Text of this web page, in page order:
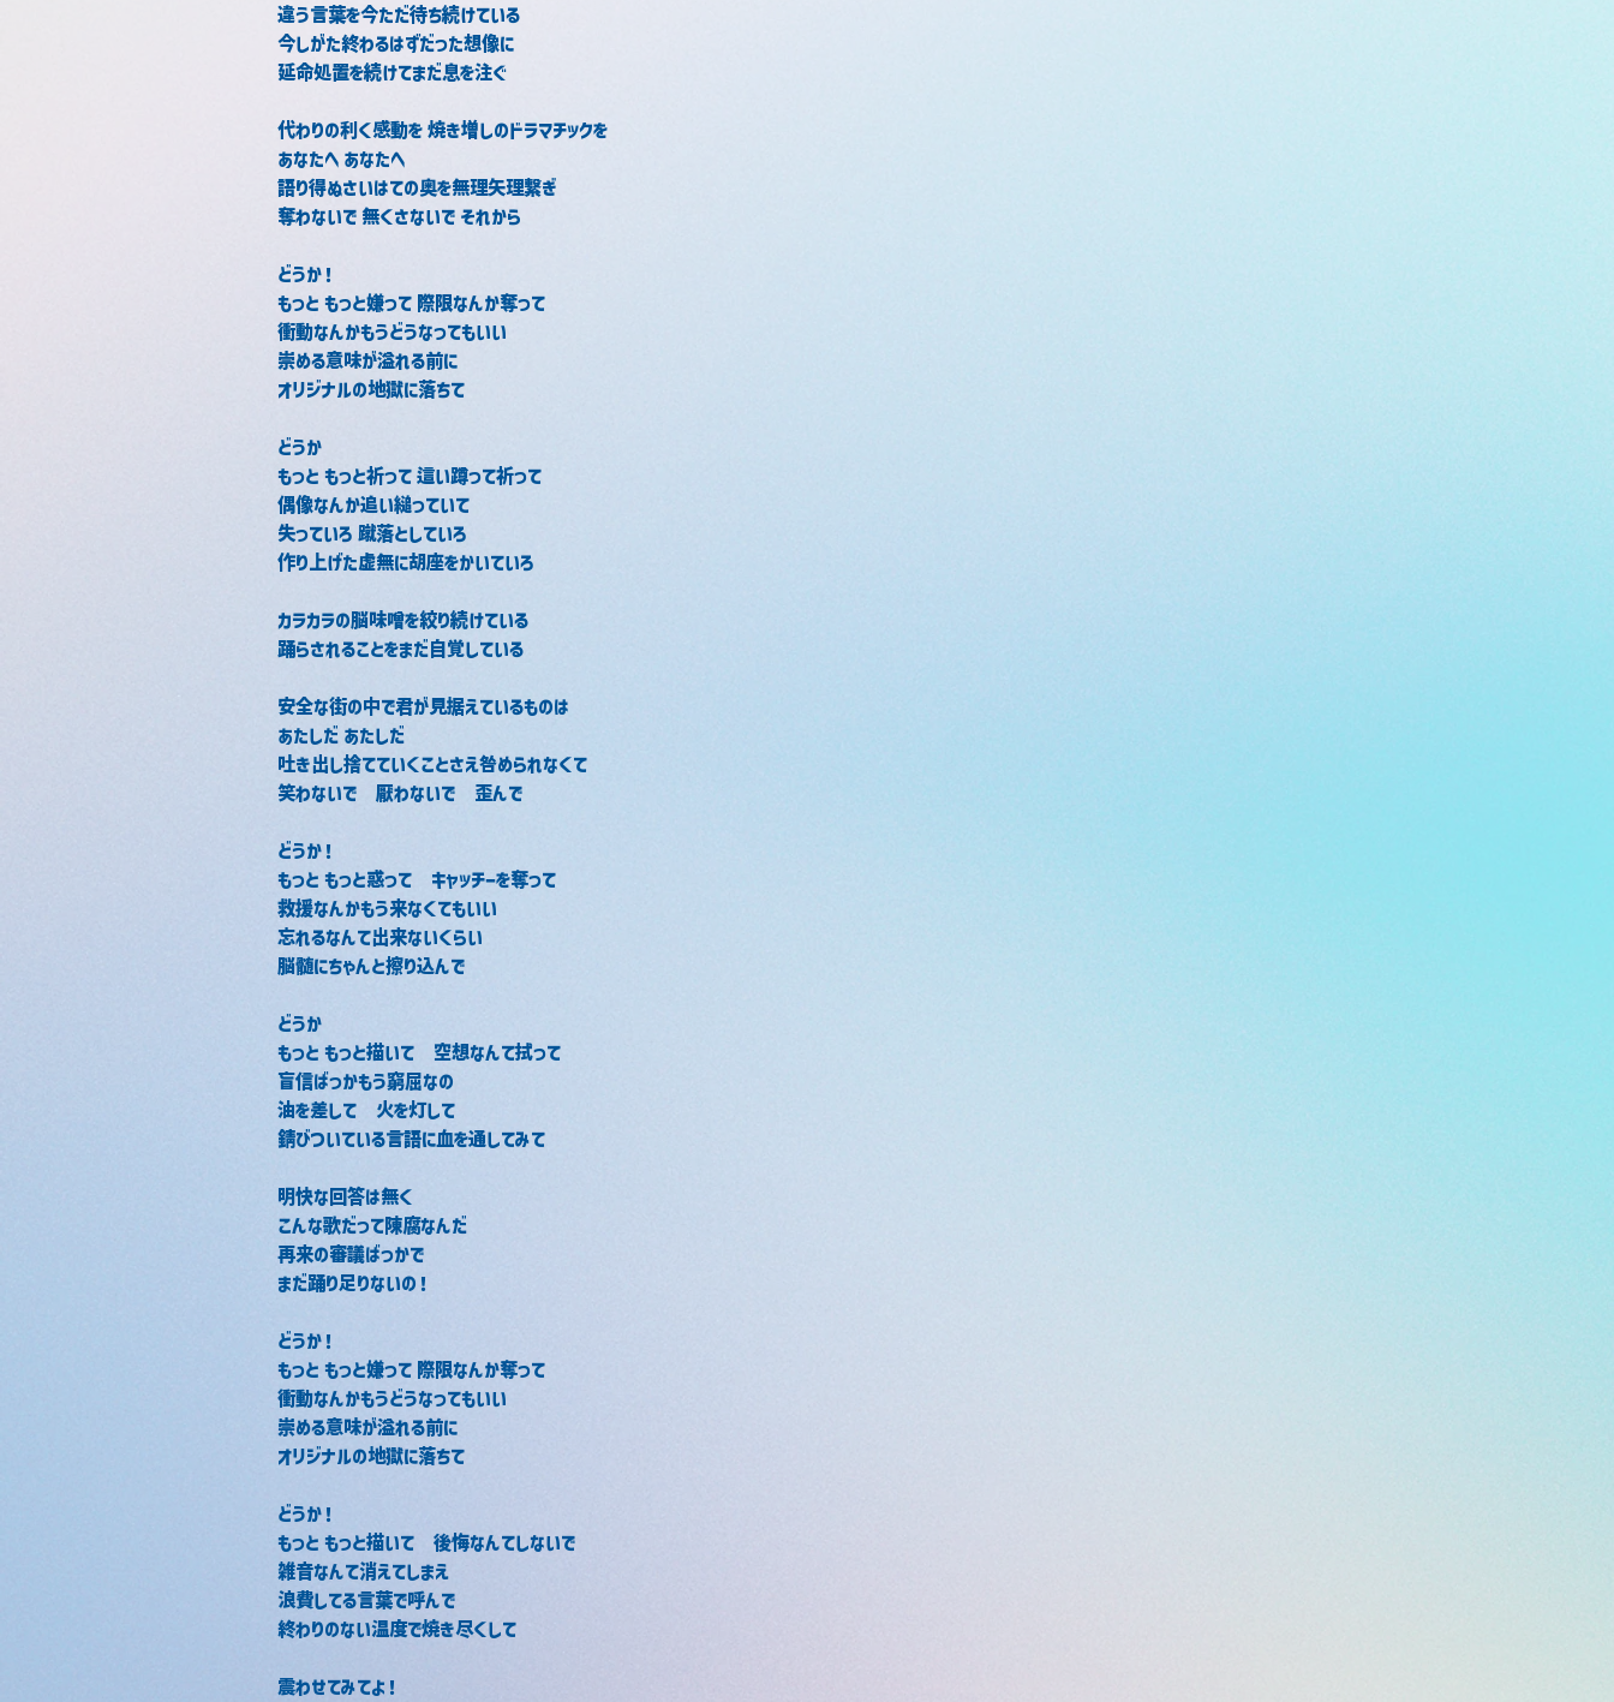
違う言葉を今ただ待ち続けている
今しがた終わるはずだった想像に
延命処置を続けてまだ息を注ぐ
代わりの利く感動を 焼き増しのドラマチックを
あなたへ あなたへ
語り得ぬさいはての奥を無理矢理繋ぎ
奪わないで 無くさないで それから
どうか！
もっと もっと嫌って 際限なんか奪って
衝動なんかもうどうなってもいい
崇める意味が溢れる前に
オリジナルの地獄に落ちて
どうか
もっと もっと祈って 這い蹲って祈って
偶像なんか追い縋っていて
失っていろ 蹴落としていろ
作り上げた虚無に胡座をかいていろ
カラカラの脳味噌を絞り続けている
踊らされることをまだ自覚している
安全な街の中で君が見据えているものは
あたしだ あたしだ
吐き出し捨てていくことさえ咎められなくて
笑わないで　厭わないで　歪んで
どうか！
もっと もっと惑って　キャッチーを奪って
救援なんかもう来なくてもいい
忘れるなんて出来ないくらい
脳髄にちゃんと擦り込んで
どうか
もっと もっと描いて　空想なんて拭って
盲信ばっかもう窮屈なの
油を差して　火を灯して
錆びついている言語に血を通してみて
明快な回答は無く
こんな歌だって陳腐なんだ
再来の審議ばっかで
まだ踊り足りないの！
どうか！
もっと もっと嫌って 際限なんか奪って
衝動なんかもうどうなってもいい
崇める意味が溢れる前に
オリジナルの地獄に落ちて
どうか！
もっと もっと描いて　後悔なんてしないで
雑音なんて消えてしまえ
浪費してる言葉で呼んで
終わりのない温度で焼き尽くして
震わせてみてよ！